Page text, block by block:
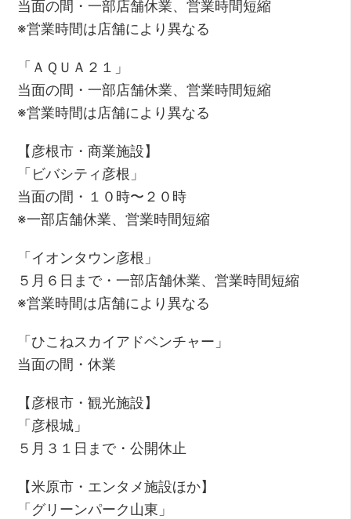
当面の間・一部店舗休業、営業時間短縮
※営業時間は店舗により異なる
「ＡＱＵＡ２１」
当面の間・一部店舗休業、営業時間短縮
※営業時間は店舗により異なる
【彦根市・商業施設】
「ビバシティ彦根」
当面の間・１０時〜２０時
※一部店舗休業、営業時間短縮
「イオンタウン彦根」
５月６日まで・一部店舗休業、営業時間短縮
※営業時間は店舗により異なる
「ひこねスカイアドベンチャー」
当面の間・休業
【彦根市・観光施設】
「彦根城」
５月３１日まで・公開休止
【米原市・エンタメ施設ほか】
「グリーンパーク山東」